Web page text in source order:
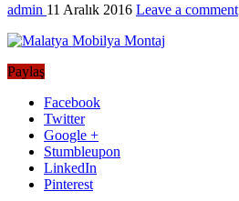
admin 11 Aralık 2016 Leave a comment
Paylaş
Facebook
Twitter
Google +
Stumbleupon
LinkedIn
Pinterest